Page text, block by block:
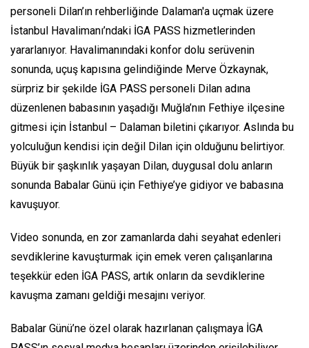
personeli Dilan’ın rehberliğinde Dalaman'a uçmak üzere
İstanbul Havalimanı’ndaki İGA PASS hizmetlerinden
yararlanıyor. Havalimanındaki konfor dolu serüvenin
sonunda, uçuş kapısına gelindiğinde Merve Özkaynak,
sürpriz bir şekilde İGA PASS personeli Dilan adına
düzenlenen babasının yaşadığı Muğla’nın Fethiye ilçesine
gitmesi için İstanbul – Dalaman biletini çıkarıyor. Aslında bu
yolculuğun kendisi için değil Dilan için olduğunu belirtiyor.
Büyük bir şaşkınlık yaşayan Dilan, duygusal dolu anların
sonunda Babalar Günü için Fethiye’ye gidiyor ve babasına
kavuşuyor.
Video sonunda, en zor zamanlarda dahi seyahat edenleri
sevdiklerine kavuşturmak için emek veren çalışanlarına
teşekkür eden İGA PASS, artık onların da sevdiklerine
kavuşma zamanı geldiği mesajını veriyor.
Babalar Günü’ne özel olarak hazırlanan çalışmaya İGA